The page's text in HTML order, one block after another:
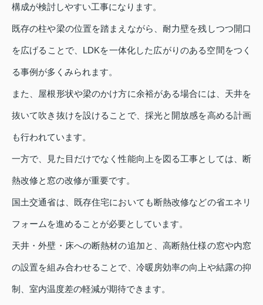
構成が検討しやすい工事になります。
既存の柱や梁の位置を踏まえながら、耐力壁を残しつつ開口
を広げることで、LDKを一体化した広がりのある空間をつく
る事例が多くみられます。
また、屋根形状や梁のかけ方に余裕がある場合には、天井を
抜いて吹き抜けを設けることで、採光と開放感を高める計画
も行われています。
一方で、見た目だけでなく性能向上を図る工事としては、断
熱改修と窓の改修が重要です。
国土交通省は、既存住宅においても断熱改修などの省エネリ
フォームを進めることが必要としています。
天井・外壁・床への断熱材の追加と、高断熱仕様の窓や内窓
の設置を組み合わせることで、冷暖房効率の向上や結露の抑
制、室内温度差の軽減が期待できます。